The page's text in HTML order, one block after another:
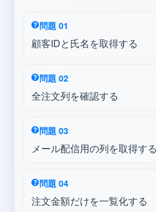
問題 01
顧客IDと氏名を取得する
問題 02
全注文列を確認する
問題 03
メール配信用の列を取得する
問題 04
注文金額だけを一覧化する